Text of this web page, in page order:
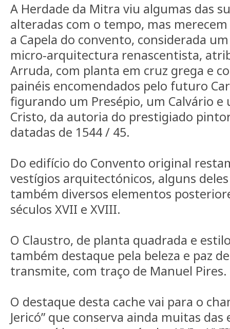
A Herdade da Mitra viu algumas das
alteradas com o tempo, mas
a Capela do convento, considerada
micro-arquitectura renascentista,
Arruda, com planta em cruz grega e
painéis encomendados pelo futuro
figurando um Presépio, um Calvário e
Cristo, da autoria do prestigiado
datadas de 1544 / 45.
Do edifício do Convento original
vestígios arquitectónicos, alguns
também diversos elementos
séculos XVII e XVIII.
O Claustro, de planta quadrada e
também destaque pela beleza e paz
transmite, com traço de Manuel Pires.
O destaque desta cache vai para o
Jericó” que conserva ainda muitas